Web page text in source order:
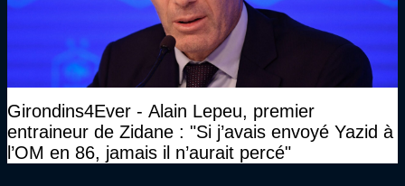
Girondins4Ever - Alain Lepeu, premier
entraineur de Zidane : "Si j’avais envoyé Yazid à
l’OM en 86, jamais il n’aurait percé"